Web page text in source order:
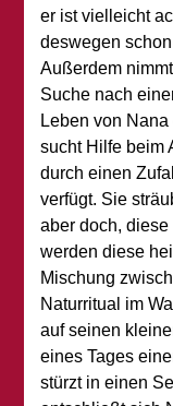
er ist vielleicht
deswegen
Außerdem
Suche nach
Leben von
sucht Hilfe beim
durch einen
verfügt. Sie
aber doch,
werden diese
Mischung
Naturritual im
auf seinen
eines Tages
stürzt in einen